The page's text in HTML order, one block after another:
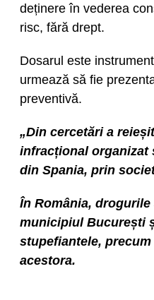
deținere în vederea
risc, fără drept.
Dosarul este
urmează să fie
preventivă.
„Din cercetări a
infracțional organizat
din Spania, prin
În România,
municipiul București
stupefiantele,
acestora.